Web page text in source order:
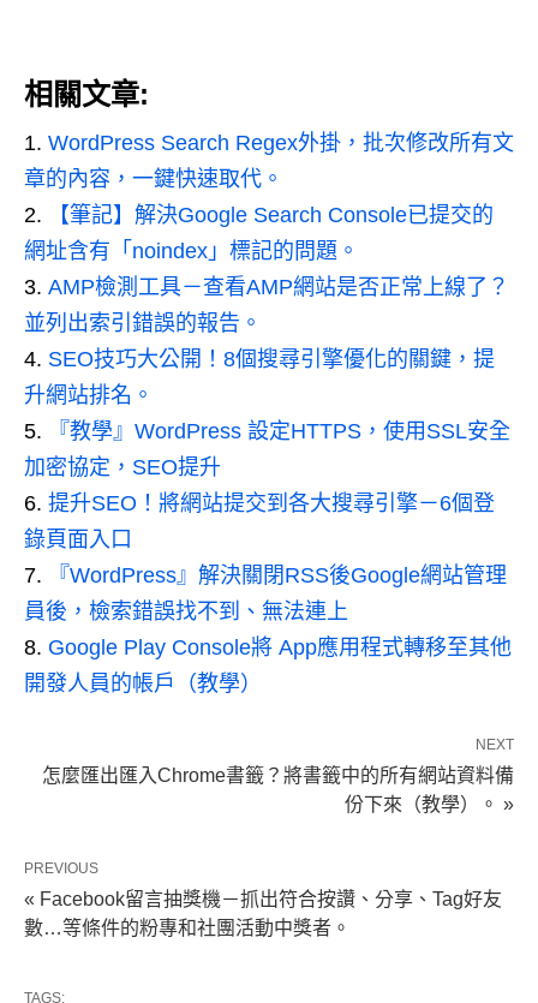
相關文章:
WordPress Search Regex外掛，批次修改所有文
章的內容，一鍵快速取代。
【筆記】解決Google Search Console已提交的
網址含有「noindex」標記的問題。
AMP檢測工具－查看AMP網站是否正常上線了？
並列出索引錯誤的報告。
SEO技巧大公開！8個搜尋引擎優化的關鍵，提
升網站排名。
『教學』WordPress 設定HTTPS，使用SSL安全
加密協定，SEO提升
提升SEO！將網站提交到各大搜尋引擎－6個登
錄頁面入口
『WordPress』解決關閉RSS後Google網站管理
員後，檢索錯誤找不到、無法連上
Google Play Console將 App應用程式轉移至其他
開發人員的帳戶（教學）
NEXT
怎麼匯出匯入Chrome書籤？將書籤中的所有網站資料備
份下來（教學）。 »
PREVIOUS
« Facebook留言抽獎機－抓出符合按讚、分享、Tag好友
數…等條件的粉專和社團活動中獎者。
TAGS: